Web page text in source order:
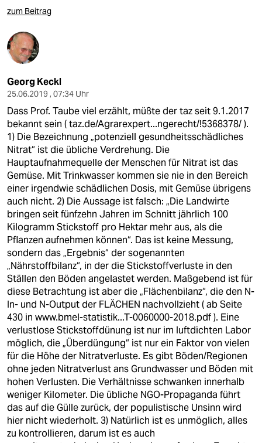
zum Beitrag
Georg Keckl
25.06.2019 , 07:34 Uhr
Dass Prof. Taube viel erzählt, müßte der taz seit 9.1.2017
bekannt sein (taz.de/Agrarexpert...ngerecht/!5368378/).
1) Die Bezeichnung „potenziell gesundheitsschädliches
Nitrat“ ist die übliche Verdrehung. Die
Hauptaufnahmequelle der Menschen für Nitrat ist das
Gemüse. Mit Trinkwasser kommen sie nie in den Bereich
einer irgendwie schädlichen Dosis, mit Gemüse übrigens
auch nicht. 2) Die Aussage ist falsch: „Die Landwirte
bringen seit fünfzehn Jahren im Schnitt jährlich 100
Kilogramm Stickstoff pro Hektar mehr aus, als die
Pflanzen aufnehmen können“. Das ist keine Messung,
sondern das „Ergebnis“ der sogenannten
„Nährstoffbilanz“, in der die Stickstoffverluste in den
Ställen den Böden angelastet werden. Maßgebend ist für
diese Betrachtung ist aber die „Flächenbilanz“, die den N-
In- und N-Output der FLÄCHEN nachvollzieht ( ab Seite
430 in www.bmel-statistik...T-0060000-2018.pdf). Eine
verlustlose Stickstoffdünung ist nur im luftdichten Labor
möglich, die „Überdüngung“ ist nur ein Faktor von vielen
für die Höhe der Nitratverluste. Es gibt Böden/Regionen
ohne jeden Nitratverlust ans Grundwasser und Böden mit
hohen Verlusten. Die Verhältnisse schwanken innerhalb
weniger Kilometer. Die übliche NGO-Propaganda führt
das auf die Gülle zurück, der populistische Unsinn wird
hier nicht wiederholt. 3) Natürlich ist es unmöglich, alles
zu kontrollieren, darum ist es auch